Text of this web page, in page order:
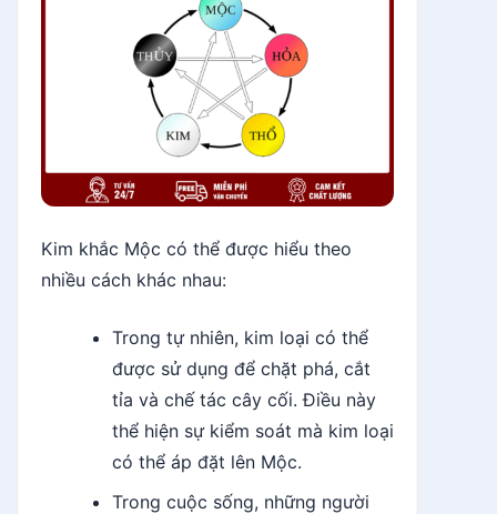
Kim khắc Mộc có thể được hiểu theo
nhiều cách khác nhau:
Trong tự nhiên, kim loại có thể
được sử dụng để chặt phá, cắt
tỉa và chế tác cây cối. Điều này
thể hiện sự kiểm soát mà kim loại
có thể áp đặt lên Mộc.
Trong cuộc sống, những người